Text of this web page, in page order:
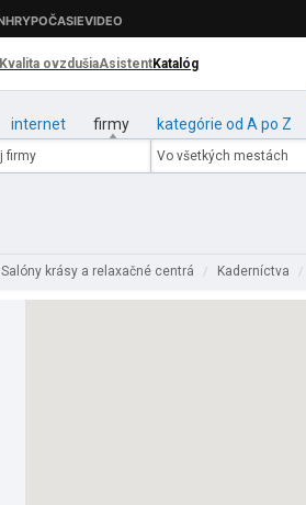
internet firmy kategórie od A po Z
Salóny krásy a relaxačné centrá / Kaderníctva /